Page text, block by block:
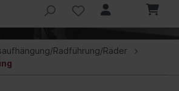
Radführung/Räder